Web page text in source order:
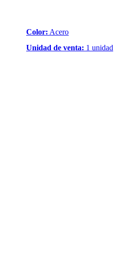
Color: Acero
Unidad de venta: 1 unidad